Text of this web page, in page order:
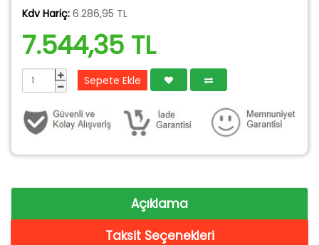
Kdv Hariç: 6.286,95 TL
7.544,35 TL
Sepete Ekle
Açıklama
Taksit Seçenekleri